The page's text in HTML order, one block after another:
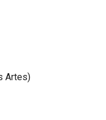
Artes)